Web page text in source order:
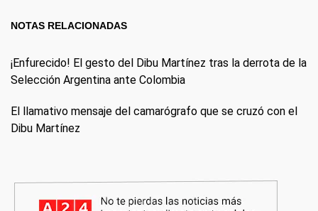
NOTAS RELACIONADAS
¡Enfurecido! El gesto del Dibu Martínez tras la derrota de la
Selección Argentina ante Colombia
El llamativo mensaje del camarógrafo que se cruzó con el
Dibu Martínez